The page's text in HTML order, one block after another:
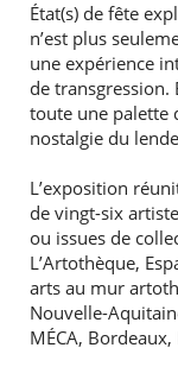
État(s) de fête
n’est plus
une expérience
de transgression.
toute une palette
nostalgie du
L’exposition
de vingt-six
ou issues de
L’Artothèque,
arts au mur
Nouvelle-
MÉCA,